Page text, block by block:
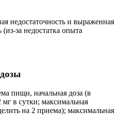
недостаточность и выраженная
за недостатка опыта
пищи, начальная доза (в
в сутки; максимальная
на 2 приема); максимальная